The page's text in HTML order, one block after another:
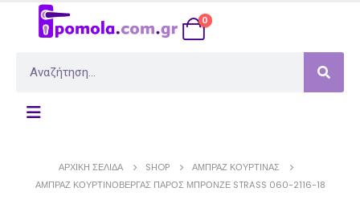
0
ΑΡΧΙΚΉ ΣΕΛΊΔΑ SHOP
ΑΜΠΡΆΖ ΚΟΥΡΤΊΝΑΣ
ΑΜΠΡΆΖ ΚΟΥΡΤΙΝΌΒΕΡΓΑΣ ΠΆΡΟΣ ΜΠΡΟΝΖΈ STRASS 060-2116-18